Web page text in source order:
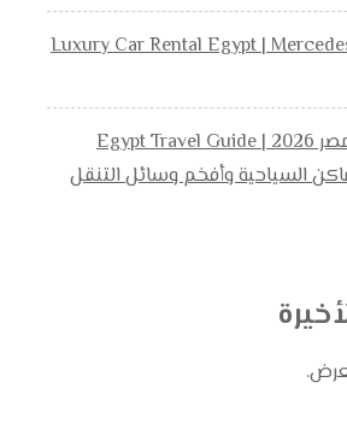
Luxury Car Rental Egypt |
دليل السفر إلى مصر 2026 | Egypt Travel Guide
السياحية وأفخم وسائل التنقل